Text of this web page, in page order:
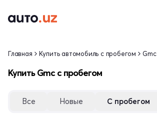
Главная Купить автомобиль с пробегом Gmc
Купить Gmc с пробегом
Все Новые С пробегом